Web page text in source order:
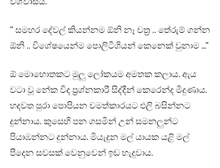
” සමහර දේවල් කියන්නම ඕනි නෑ චත්‍ර .. තේරුම් ගන්න
ඕනි .. විශේෂයෙන්ම පොලිටීශියන් කෙනෙක් වුනාම …”
ඕ මොහොතකට මුලු ලෝකයම අමතක කලාය. ඇය
වටා වූ නේක විද ප්‍රශ්නකාරී සිද්දීන් කෙරෙන්ද මිදුණාය.
හදවත පුරා පොපියන චමත්කාරයට එලි බසින්නට
දුන්නාය. කුසෙහි පන ගසමින් උන් සමනලුන්ට
පියාඹන්නට දුන්නාය. මියැදුන මල් යායක යළි මල්
පීදෙන සවසක් වෙනුවෙන් ඉඩ හැදුවාය.